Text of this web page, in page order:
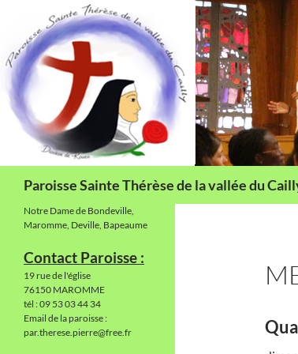
contenu
Paroisse Sainte Thérèse de la vallée du
Notre Dame de Bondeville,
Maromme, Deville, Bapeaume
Contact Paroisse :
19 rue de l'église
76150 MAROMME
tél : 09 53 03 44 34
Email de la paroisse :
par.therese.pierre@free.fr